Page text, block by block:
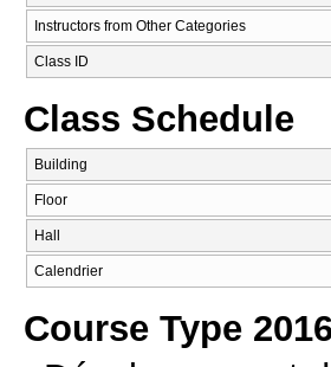
Instructors from Other Categories
Class ID
Class Schedule
Building
Floor
Hall
Calendrier
Course Type